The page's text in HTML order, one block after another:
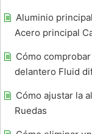
Aluminio
Acero principal
Cómo
delantero Fluid
Cómo ajustar la
Ruedas